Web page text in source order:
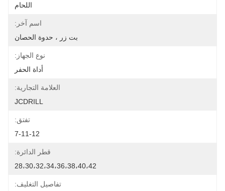
اللحام
اسم آخر:
بت زر ، حدوة الحصان
نوع الجهاز:
أداة الحفر
العلامة التجارية:
JCDRILL
تفتق:
7-11-12
قطر الدائرة:
28،30،32،34،36،38،40،42
تفاصيل التغليف: